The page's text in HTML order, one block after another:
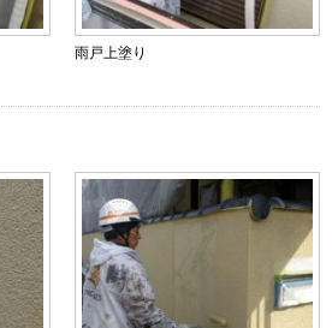
雨戸上塗り